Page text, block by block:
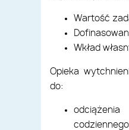
Wartość
Wkład
Opieka
do: